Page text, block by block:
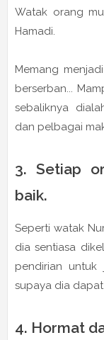
Watak orang
Hamadi.
Memang
berserban...
sebaliknya
dan pelbagai
3. Setiap
baik.
Seperti watak
dia sentiasa
pendirian
supaya dia
4. Hormat